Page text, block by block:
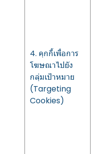
4. คุกกี้เพื่อการ
โฆษณาไปยัง
กลุ่มเป้าหมาย
(Targeting
Cookies)